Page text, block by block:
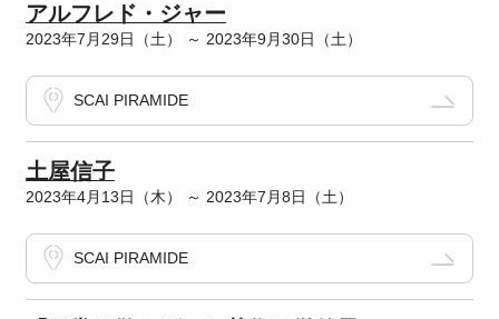
アルフレド・ジャー
2023年7月29日（土） ～ 2023年9月30日（土）
SCAI PIRAMIDE
土屋信子
2023年4月13日（木） ～ 2023年7月8日（土）
SCAI PIRAMIDE